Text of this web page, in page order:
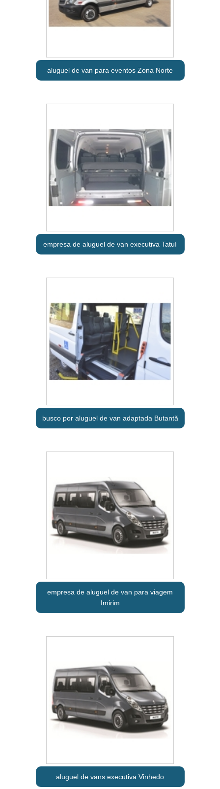
aluguel de van para eventos Zona Norte
empresa de aluguel de van executiva Tatuí
busco por aluguel de van adaptada Butantã
empresa de aluguel de van para viagem
Imirim
aluguel de vans executiva Vinhedo